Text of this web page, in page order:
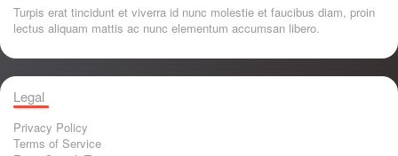
Turpis erat tincidunt et viverra id nunc molestie et faucibus diam, proin
lectus aliquam mattis ac nunc elementum accumsan libero.
Legal
Privacy Policy
Terms of Service